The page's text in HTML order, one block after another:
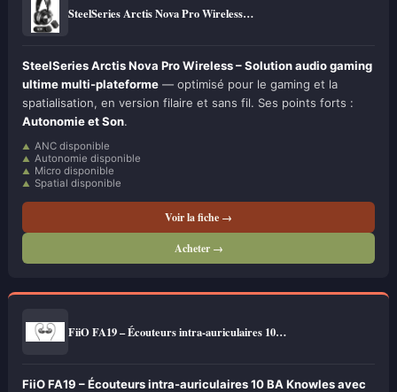
SteelSeries Arctis Nova Pro Wireless…
SteelSeries Arctis Nova Pro Wireless – Solution audio gaming
ultime multi-plateforme — optimisé pour le gaming et la
spatialisation, en version filaire et sans fil. Ses points forts :
Autonomie et Son.
ANC disponible
Autonomie disponible
Micro disponible
Spatial disponible
Voir la fiche →
Acheter →
FiiO FA19 – Écouteurs intra-auriculaires 10…
FiiO FA19 – Écouteurs intra-auriculaires 10 BA Knowles avec